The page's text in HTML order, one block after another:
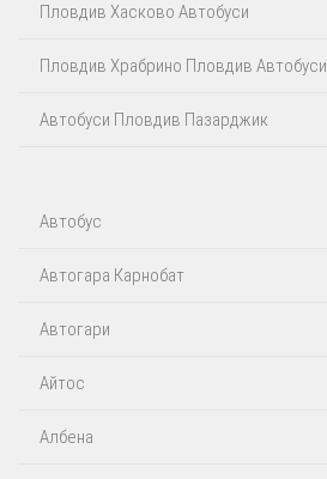
Пловдив Хасково Автобуси
Пловдив Храбрино Пловдив Автобуси
Автобуси Пловдив Пазарджик
Автобус
Автогара Карнобат
Автогари
Айтос‎
Албена